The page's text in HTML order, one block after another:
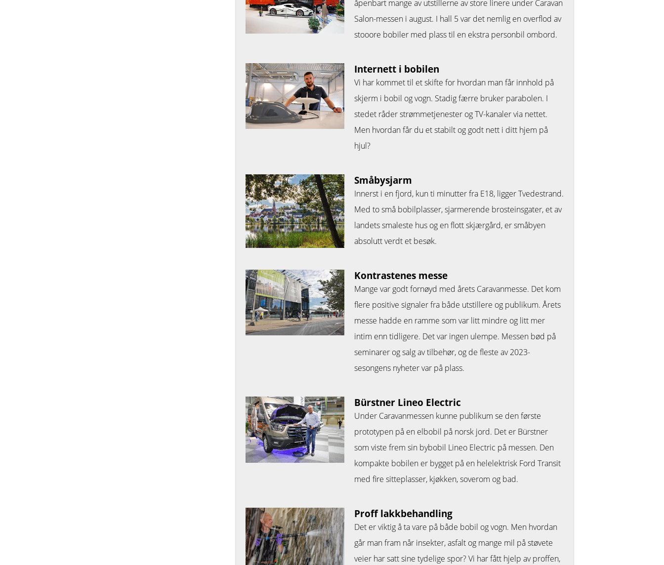
åpenbart mange av utstillerne av store linere under Caravan
Salon-messen i august. I hall 5 var det nemlig en overflod av
stooore bobiler med plass til en ekstra personbil ombord.
Internett i bobilen
Vi har kommet til et skifte for hvordan man får innhold på
skjerm i bobil og vogn. Stadig færre bruker parabolen. I
stedet råder strømmetjenester og TV-kanaler via nettet.
Men hvordan får du et stabilt og godt nett i ditt hjem på
hjul?
Småbysjarm
Innerst i en fjord, kun ti minutter fra E18, ligger Tvedestrand.
Med to små bobilplasser, sjarmerende brosteinsgater, et av
landets smaleste hus og en flott skjærgård, er småbyen
absolutt verdt et besøk.
Kontrastenes messe
Mange var godt fornøyd med årets Caravanmesse. Det kom
flere positive signaler fra både utstillere og publikum. Årets
messe hadde en ramme som var litt mindre og litt mer
intim enn tidligere. Det var ingen ulempe. Messen bød på
seminarer og salg av tilbehør, og de fleste av 2023-
sesongens nyheter var på plass.
Bürstner Lineo Electric
Under Caravanmessen kunne publikum se den første
prototypen på en elbobil på norsk jord. Det er Bürstner
som viste frem sin bybobil Lineo Electric på messen. Den
kompakte bobilen er bygget på en helelektrisk Ford Transit
med fire sitteplasser, kjøkken, soverom og bad.
Proff lakkbehandling
Det er viktig å ta vare på både bobil og vogn. Men hvordan
går man fram når insekter, asfalt og mange mil på støvete
veier har satt sine tydelige spor? Vi har fått hjelp av proffen,